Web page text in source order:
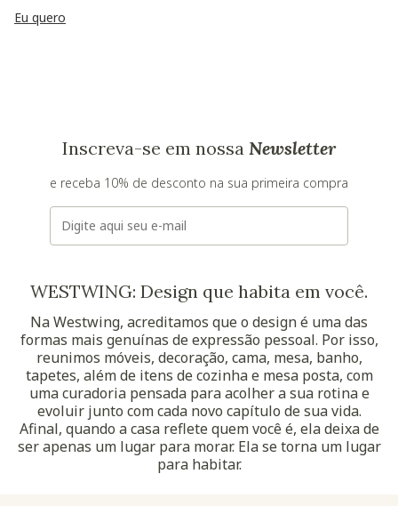
Eu quero
Inscreva-se em nossa Newsletter
e receba 10% de desconto na sua primeira compra
E-mail
WESTWING: Design que habita em você.
Na Westwing, acreditamos que o design é uma das
formas mais genuínas de expressão pessoal. Por isso,
reunimos móveis, decoração, cama, mesa, banho,
tapetes, além de itens de cozinha e mesa posta, com
uma curadoria pensada para acolher a sua rotina e
evoluir junto com cada novo capítulo de sua vida.
Afinal, quando a casa reflete quem você é, ela deixa de
ser apenas um lugar para morar. Ela se torna um lugar
para habitar.